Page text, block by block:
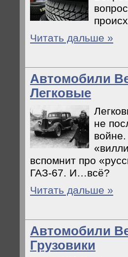
Читать дальше »
Автомобили
Легковые
не
вспомнит про
ГАЗ-67. И…всё?
Читать дальше »
Автомобили
Грузовики